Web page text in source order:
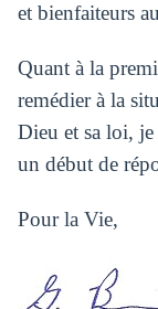
et bienfaiteurs
Quant à la
remédier à la
Dieu et sa loi,
un début de
Pour la Vie,